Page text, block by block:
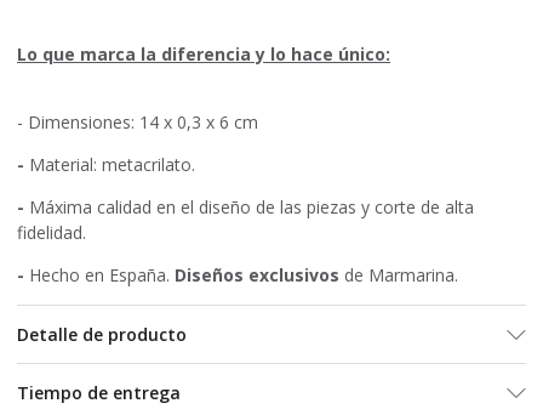
Lo que marca la diferencia y lo hace único:
- Dimensiones: 14 x 0,3 x 6 cm
- Material: metacrilato.
- Máxima calidad en el diseño de las piezas y corte de alta
fidelidad.
- Hecho en España. Diseños exclusivos de Marmarina.
Detalle de producto
Tiempo de entrega